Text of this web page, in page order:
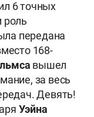
6 точных
роль
передана
168-
вышел
за весь
Девять!
Уэйна